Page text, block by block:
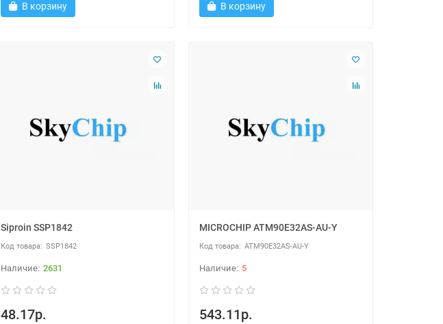
В корзину В корзину
Siproin SSP1842
SSP1842
2631
48.17р.
MICROCHIP ATM90E32AS-AU-Y
ATM90E32AS-AU-Y
5
543.11р.